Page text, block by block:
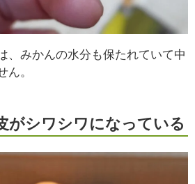
、みかんの水分も保たれていて中
ん。
がシワシワになっている